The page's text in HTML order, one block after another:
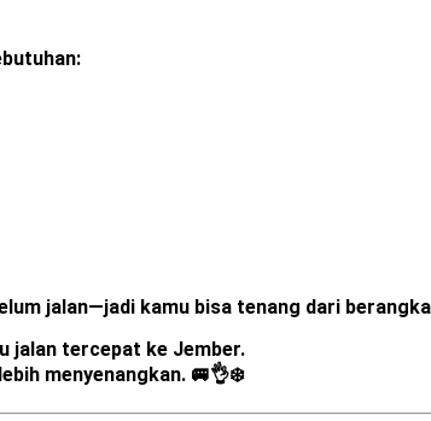
jalan—jadi kamu bisa tenang dari
jalan tercepat ke Jember.
menyenangkan. 🚐👌❄️